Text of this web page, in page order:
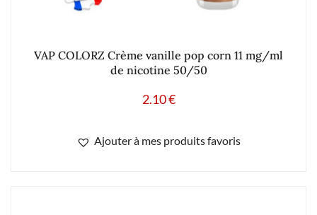
VAP COLORZ Crème vanille pop corn 11 mg/ml
2.10€
Ajouter à mes produits favoris